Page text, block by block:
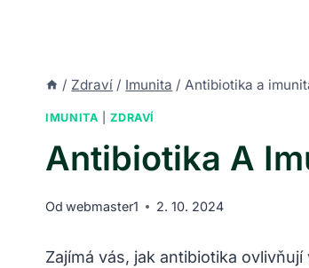
/ Zdraví / Imunita / Antibiotika a
IMUNITA |ZDRAVÍ
Antibiotika A
Od webmaster1 2. 10. 2024
Zajímá vás, jak antibiotika ovlivňují